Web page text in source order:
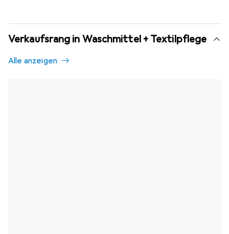
Verkaufsrang in Waschmittel + Textilpflege
Alle anzeigen